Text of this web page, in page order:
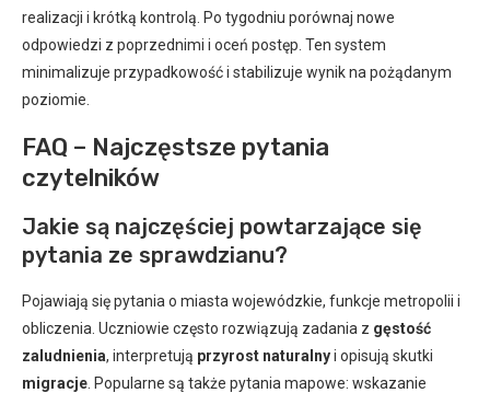
realizacji i krótką kontrolą. Po tygodniu porównaj nowe
odpowiedzi z poprzednimi i oceń postęp. Ten system
minimalizuje przypadkowość i stabilizuje wynik na pożądanym
poziomie.
FAQ – Najczęstsze pytania
czytelników
Jakie są najczęściej powtarzające się
pytania ze sprawdzianu?
Pojawiają się pytania o miasta wojewódzkie, funkcje metropolii i
obliczenia. Uczniowie często rozwiązują zadania z gęstość
zaludnienia, interpretują przyrost naturalnyi opisują skutki
migracje . Popularne są także pytania mapowe: wskazanie